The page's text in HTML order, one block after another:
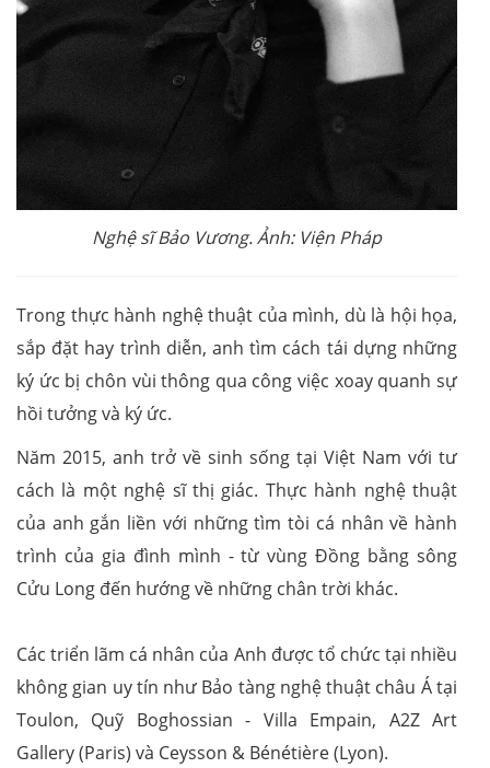
Nghệ sĩ Bảo Vương. Ảnh: Viện Pháp
Trong thực hành nghệ thuật của mình, dù là hội họa,
sắp đặt hay trình diễn, anh tìm cách tái dựng những
ký ức bị chôn vùi thông qua công việc xoay quanh sự
hồi tưởng và ký ức.
Năm 2015, anh trở về sinh sống tại Việt Nam với tư
cách là một nghệ sĩ thị giác. Thực hành nghệ thuật
của anh gắn liền với những tìm tòi cá nhân về hành
trình của gia đình mình - từ vùng Đồng bằng sông
Cửu Long đến hướng về những chân trời khác.
Các triển lãm cá nhân của Anh được tổ chức tại nhiều
không gian uy tín như Bảo tàng nghệ thuật châu Á tại
Toulon, Quỹ Boghossian - Villa Empain, A2Z Art
Gallery (Paris) và Ceysson & Bénétière (Lyon).